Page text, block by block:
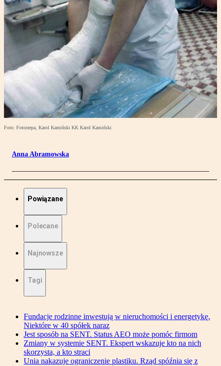
Foto: Fotorzepa, Karol Kamiński KK Karol Kamiński
Anna Abramowska
Powiązane
Polecane
Najnowsze
Tagi
Fundacje rodzinne inwestują w nieruchomości i energetykę.
Niektóre w 40 spółek naraz
Jest sposób na SENT. Status AEO może pomóc firmom
Zmiany w systemie SENT. Ekspert wskazuje kto na nich
skorzysta, a kto straci
Unia nakazuje ograniczenie plastiku. Rząd spóźnia się z